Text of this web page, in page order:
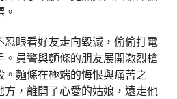
忍眼看好友走向毀滅，偷偷打電
員警與麵條的朋友展開激烈槍
麵條在極端的悔恨與痛苦之
方，離開了心愛的姑娘，遠走他